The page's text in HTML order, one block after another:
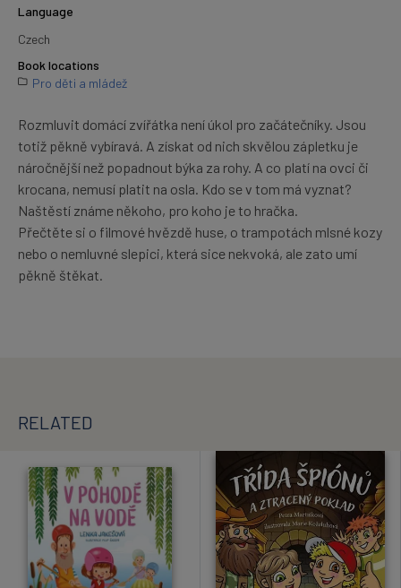
Language
Czech
Book locations
Pro děti a mládež
Rozmluvit domácí zvířátka není úkol pro začátečníky. Jsou
totiž pěkně vybíravá. A získat od nich skvělou zápletku je
náročnější než popadnout býka za rohy. A co platí na ovci či
krocana, nemusí platit na osla. Kdo se v tom má vyznat?
Naštěstí známe někoho, pro koho je to hračka.
Přečtěte si o filmové hvězdě huse, o trampotách mlsné kozy
nebo o nemluvné slepici, která sice nekvoká, ale zato umí
pěkně štěkat.
RELATED